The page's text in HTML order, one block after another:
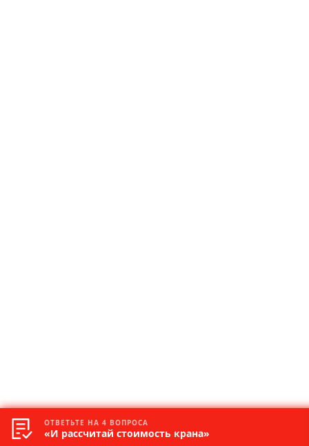
ОТВЕТЬТЕ НА 4 ВОПРОСА
«И рассчитай стоимость крана»